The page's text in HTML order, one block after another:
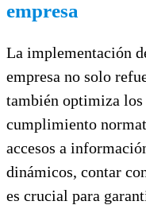
empresa
La implementación
empresa no solo
también optimiza
cumplimiento
accesos a
dinámicos, contar
es crucial para